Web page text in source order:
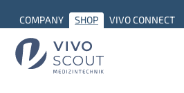
Inhalt
springen
COMPANY SHOP VIVO CONNECT